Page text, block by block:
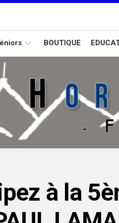
U15
Calendrier
D2
Calendrier
BOUTIQUE
à la